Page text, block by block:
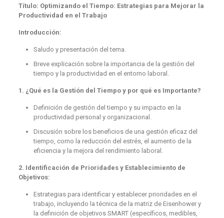
Título: Optimizando el Tiempo: Estrategias para Mejorar la
Productividad en el Trabajo
Introducción:
Saludo y presentación del tema.
Breve explicación sobre la importancia de la gestión del
tiempo y la productividad en el entorno laboral.
1. ¿Qué es la Gestión del Tiempo y por qué es Importante?
Definición de gestión del tiempo y su impacto en la
productividad personal y organizacional.
Discusión sobre los beneficios de una gestión eficaz del
tiempo, como la reducción del estrés, el aumento de la
eficiencia y la mejora del rendimiento laboral.
2. Identificación de Prioridades y Establecimiento de
Objetivos:
Estrategias para identificar y establecer prioridades en el
trabajo, incluyendo la técnica de la matriz de Eisenhower y
la definición de objetivos SMART (específicos, medibles,